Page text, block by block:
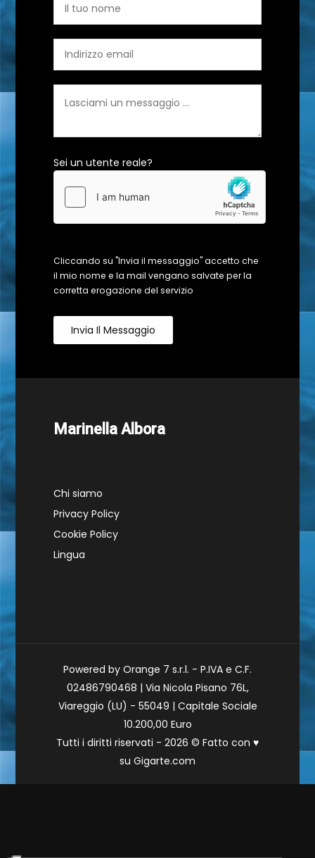
Sei un utente reale?
Cliccando su "Invia il messaggio" accetto che
il mio nome e la mail vengano salvate per la
corretta erogazione del servizio
Invia Il Messaggio
Marinella Albora
Chi siamo
Privacy Policy
Cookie Policy
Lingua
Powered by Orange 7 s.r.l. - P.IVA e C.F.
02486790468 | Via Nicola Pisano 76L,
Viareggio (LU) - 55049 | Capitale Sociale
10.200,00 Euro
Tutti i diritti riservati - 2026 © Fatto con ♥
su Gigarte.com